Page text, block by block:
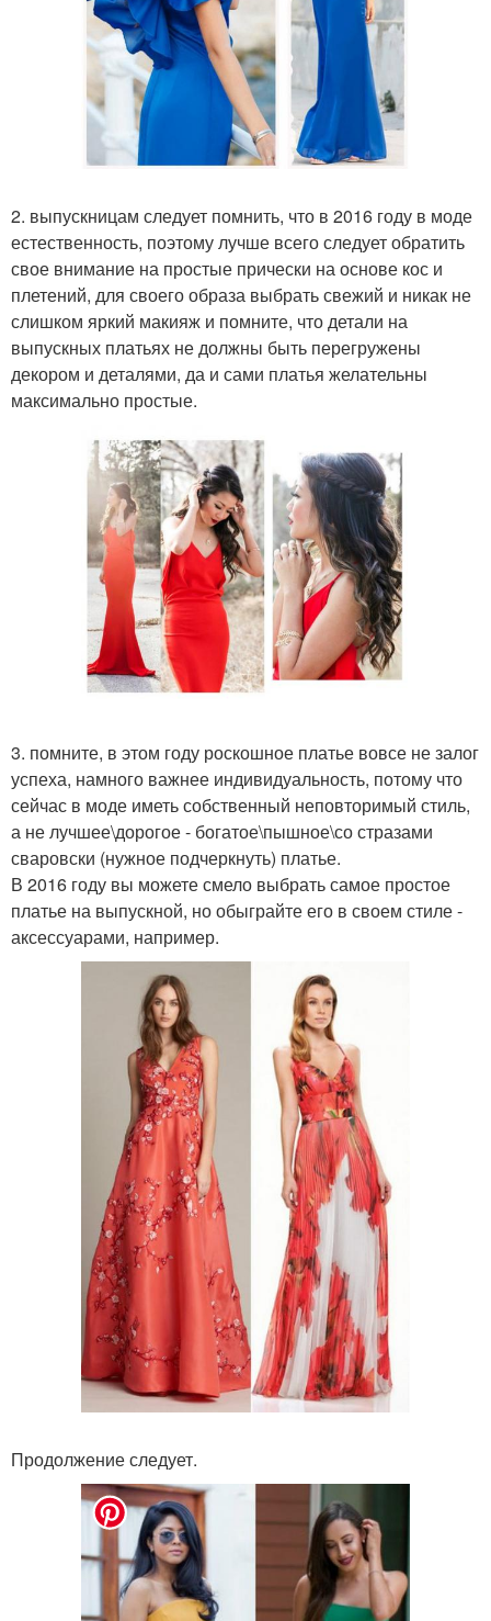
2. выпускницам следует помнить, что в 2016 году в моде
естественность, поэтому лучше всего следует обратить
свое внимание на простые прически на основе кос и
плетений, для своего образа выбрать свежий и никак не
слишком яркий макияж и помните, что детали на
выпускных платьях не должны быть перегружены
декором и деталями, да и сами платья желательны
максимально простые.
3. помните, в этом году роскошное платье вовсе не залог
успеха, намного важнее индивидуальность, потому что
сейчас в моде иметь собственный неповторимый стиль,
а не лучшее\дорогое - богатое\пышное\со стразами
сваровски (нужное подчеркнуть) платье.
В 2016 году вы можете смело выбрать самое простое
платье на выпускной, но обыграйте его в своем стиле -
аксессуарами, например.
Продолжение следует.